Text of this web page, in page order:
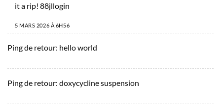
it a rip! 88jllogin
5 MARS 2026 À 6H56
Ping de retour: hello world
Ping de retour: doxycycline suspension